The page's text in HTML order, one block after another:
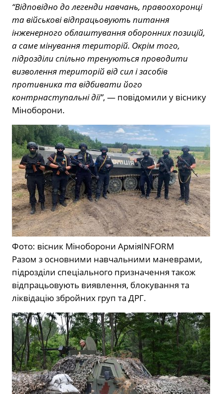
“Відповідно до легенди навчань, правоохоронці
та військові відпрацьовують питання
інженерного облаштування оборонних позицій,
а саме мінування територій. Окрім того,
підрозділи спільно тренуються проводити
визволення територій від сил і засобів
противника та відбивати його
контрнаступальні дії”, — повідомили у віснику
Міноборони.
Фото: вісник Міноборони АрміяINFORM
Разом з основними навчальними маневрами,
підрозділи спеціального призначення також
відпрацьовують виявлення, блокування та
ліквідацію збройних груп та ДРГ.